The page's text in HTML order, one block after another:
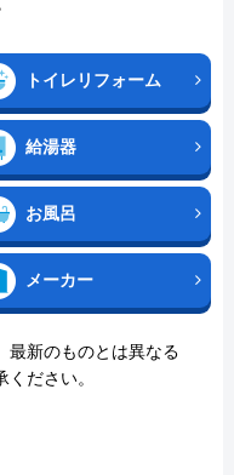
トイレリフォーム
給湯器
お風呂
メーカー
最新のものとは異なる
ださい。